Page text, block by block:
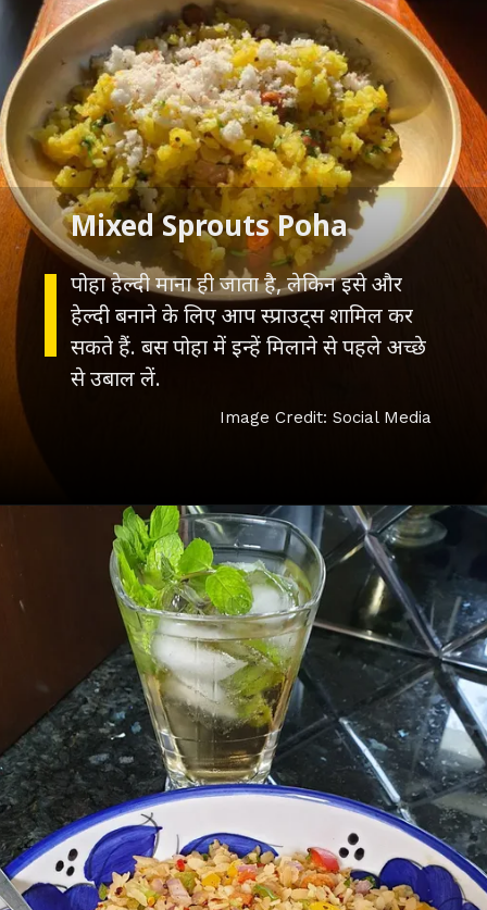
पोहा हेल्दी माना ही जाता है, लेकिन इसे और
हेल्दी बनाने के लिए आप स्प्राउट्स शामिल कर
सकते हैं. बस पोहा में इन्हें मिलाने से पहले अच्छे
Mixed Sprouts Poha